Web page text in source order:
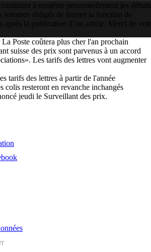
à modérer personnellement les débats
sommes obligés de fermer la fonction de
après la publication d’un article. Merci de
Poste coûtera plus cher l'an prochain
suisse des prix sont parvenus à un accord
Les tarifs des lettres vont augmenter
tarifs des lettres à partir de l'année
colis resteront en revanche inchangés
jeudi le Surveillant des prix.